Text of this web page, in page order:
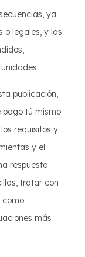
ya
o legales, y las
publicación,
pago tú mismo
requisitos y
y el
respuesta
tratar con
como
más